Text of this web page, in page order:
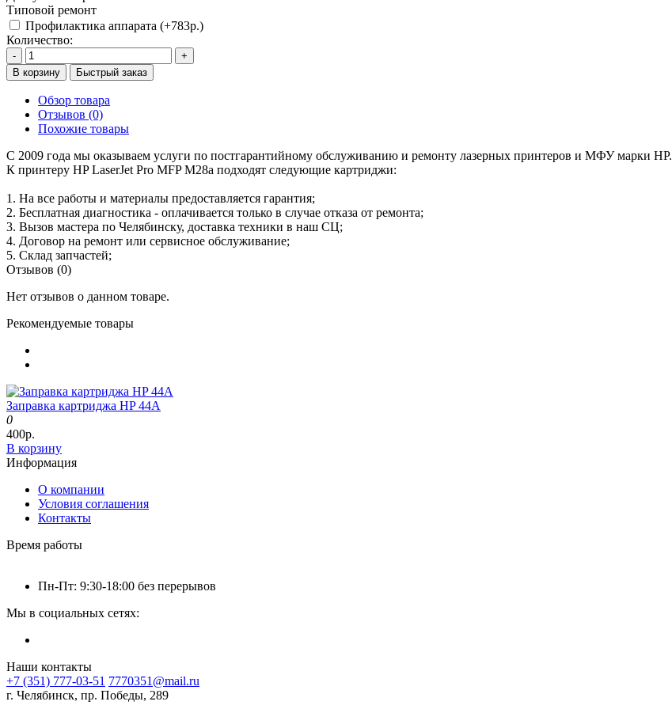
Типовой ремонт
Профилактика аппарата (+783р.)
Количество:
-
+
В корзину
Быстрый заказ
Обзор товара
Отзывов (0)
Похожие товары
С 2009 года мы оказываем услуги по постгарантийному обслуживанию и ремонту лазерных принтеров и МФУ марки HP.
К принтеру HP LaserJet Pro MFP M28a подходят следующие картриджи:
1. На все работы и материалы предоставляется гарантия;
2. Бесплатная диагностика - оплачивается только в случае отказа от ремонта;
3. Вызов мастера по Челябинску, доставка техники в наш СЦ;
4. Договор на ремонт или сервисное обслуживание;
5. Склад запчастей;
Отзывов (0)
Нет отзывов о данном товаре.
Рекомендуемые товары
Заправка картриджа HP 44A
0
400р.
В корзину
Информация
О компании
Условия соглашения
Контакты
Время работы
Пн-Пт: 9:30-18:00 без перерывов
Мы в социальных сетях:
Наши контакты
+7 (351) 777-03-51 7770351@mail.ru
г. Челябинск, пр. Победы, 289